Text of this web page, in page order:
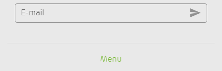
E-mail
Menu